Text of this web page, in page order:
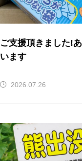
ご支援頂きました!
います
2026.07.26